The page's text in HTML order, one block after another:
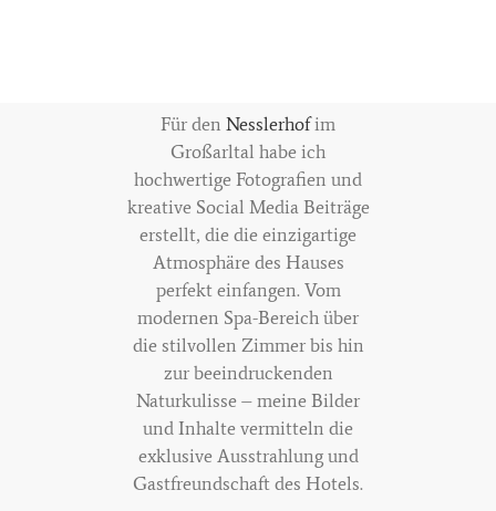
Für den Nesslerhofim
Großarltal habe ich
hochwertige Fotografien und
kreative Social Media Beiträge
erstellt, die die einzigartige
Atmosphäre des Hauses
perfekt einfangen. Vom
modernen Spa-Bereich über
die stilvollen Zimmer bis hin
zur beeindruckenden
Naturkulisse – meine Bilder
und Inhalte vermitteln die
exklusive Ausstrahlung und
Gastfreundschaft des Hotels.